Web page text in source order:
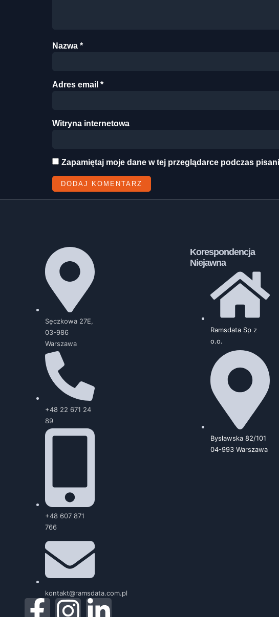
Nazwa *
Adres email *
Witryna internetowa
Zapamiętaj moje dane w tej przeglądarce podczas
Sęczkowa 27E,
03-986
Warszawa
+48 22 671 24
89
+48 607 871
766
kontakt@ramsdata.com.pl
Korespondencja
Niejawna
Ramsdata Sp z
o.o.
Bysławska 82/101
04-993 Warszawa